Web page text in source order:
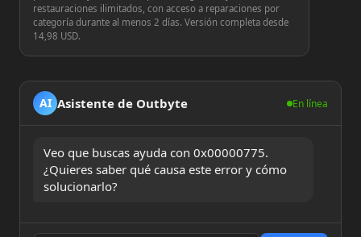
restauraciones ilimitados, con acceso a reparaciones por
categoría durante al menos 2 días. Versión completa desde
14,98 USD.
AI Asistente de Outbyte En línea
Veo que buscas ayuda con 0x00000775.
¿Quieres saber qué causa este error y cómo
solucionarlo?